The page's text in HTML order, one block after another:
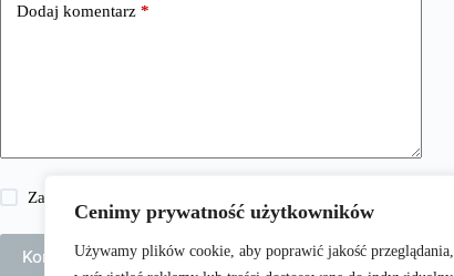
Cenimy prywatność użytkowników
Używamy plików cookie, aby poprawić jakość przeglądania,
Dodaj komentarz *
Zapisz moje imię i nazwisko, adres e-mail i stronę
Komentarz wpisu